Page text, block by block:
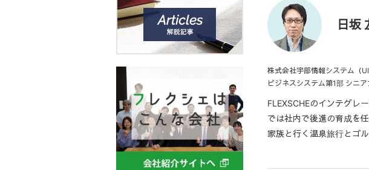
日坂
株式会社宇部情報システム（
ビジネスシステム第1部 シニ
FLEXSCHEのインテグレ
では社内で後進の育成を
家族と行く温泉旅行とゴル